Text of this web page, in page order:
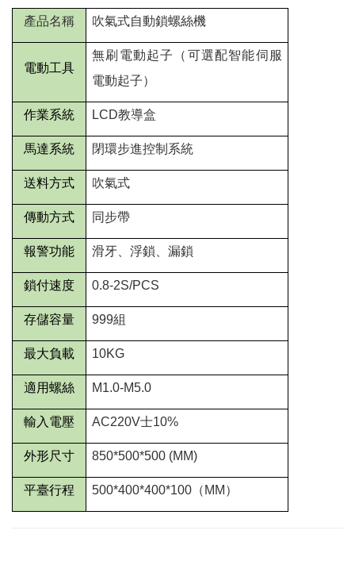
產品名稱 吹氣式自動鎖螺絲機
電動工具
無刷電動起子（可選配智能伺服
電動起子）
作業系統 LCD教導盒
馬達系統 閉環步進控制系統
送料方式 吹氣式
傳動方式 同步帶
報警功能 滑牙、浮鎖、漏鎖
鎖付速度 0.8-2S/PCS
存儲容量 999組
最大負載 10KG
適用螺絲 M1.0-M5.0
輸入電壓 AC220V士10%
外形尺寸 850*500*500 (MM)
平臺行程 500*400*400*100 （ MM ）